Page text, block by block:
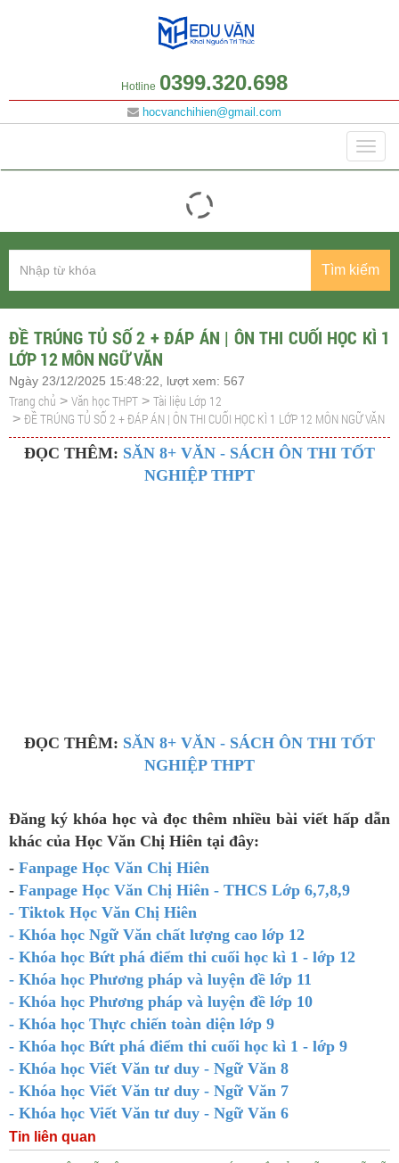
Hotline 0399.320.698
hocvanchihien@gmail.com
Tìm kiếm
ĐỀ TRÚNG TỦ SỐ 2 + ĐÁP ÁN | ÔN THI CUỐI HỌC KÌ 1
LỚP 12 MÔN NGỮ VĂN
Ngày 23/12/2025 15:48:22, lượt xem: 567
Trang chủ > Văn học THPT > Tài liệu Lớp 12
> ĐỀ TRÚNG TỦ SỐ 2 + ĐÁP ÁN | ÔN THI CUỐI HỌC KÌ 1 LỚP 12 MÔN NGỮ VĂN
ĐỌC THÊM: SĂN 8+ VĂN - SÁCH ÔN THI TỐT
NGHIỆP THPT
ĐỌC THÊM: SĂN 8+ VĂN - SÁCH ÔN THI TỐT
NGHIỆP THPT
Đăng ký khóa học và đọc thêm nhiều bài viết hấp dẫn
khác của Học Văn Chị Hiên tại đây:
- Fanpage Học Văn Chị Hiên
- Fanpage Học Văn Chị Hiên - THCS Lớp 6,7,8,9
- Tiktok Học Văn Chị Hiên
- Khóa học Ngữ Văn chất lượng cao lớp 12
- Khóa học Bứt phá điểm thi cuối học kì 1 - lớp 12
- Khóa học Phương pháp và luyện đề lớp 11
- Khóa học Phương pháp và luyện đề lớp 10
- Khóa học Thực chiến toàn diện lớp 9
- Khóa học Bứt phá điểm thi cuối học kì 1 - lớp 9
- Khóa học Viết Văn tư duy - Ngữ Văn 8
- Khóa học Viết Văn tư duy - Ngữ Văn 7
- Khóa học Viết Văn tư duy - Ngữ Văn 6
Tin liên quan